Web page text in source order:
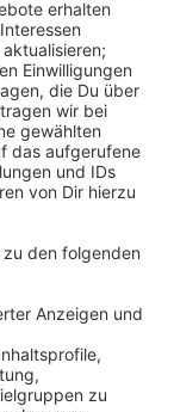
Jahre allen
zur
im
zum